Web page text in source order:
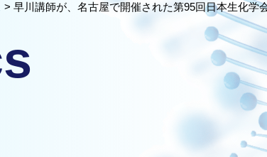
> 早川講師が、名古屋で開催された第95回日本生化学